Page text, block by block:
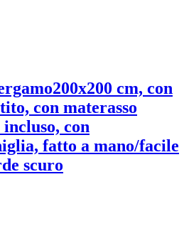
200x200 cm, con
con materasso
con
fatto a mano/facile
scuro